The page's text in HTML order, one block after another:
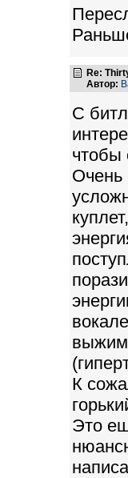
Re:
Автор:
С
чтобы
Очень
К
Это